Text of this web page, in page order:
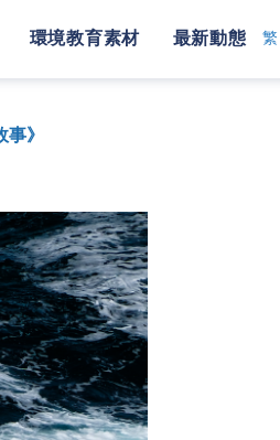
環境教育素材 最新動態 繁
》